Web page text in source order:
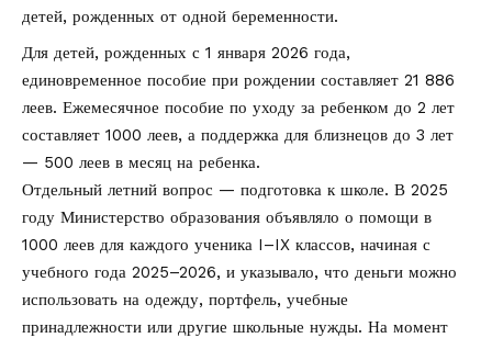
детей, рожденных от одной беременности.
Для детей, рожденных с 1 января 2026 года,
единовременное пособие при рождении составляет 21 886
леев. Ежемесячное пособие по уходу за ребенком до 2 лет
составляет 1000 леев, а поддержка для близнецов до 3 лет
— 500 леев в месяц на ребенка.
Отдельный летний вопрос — подготовка к школе. В 2025
году Министерство образования объявляло о помощи в
1000 леев для каждого ученика I–IX классов, начиная с
учебного года 2025–2026, и указывало, что деньги можно
использовать на одежду, портфель, учебные
принадлежности или другие школьные нужды. На момент